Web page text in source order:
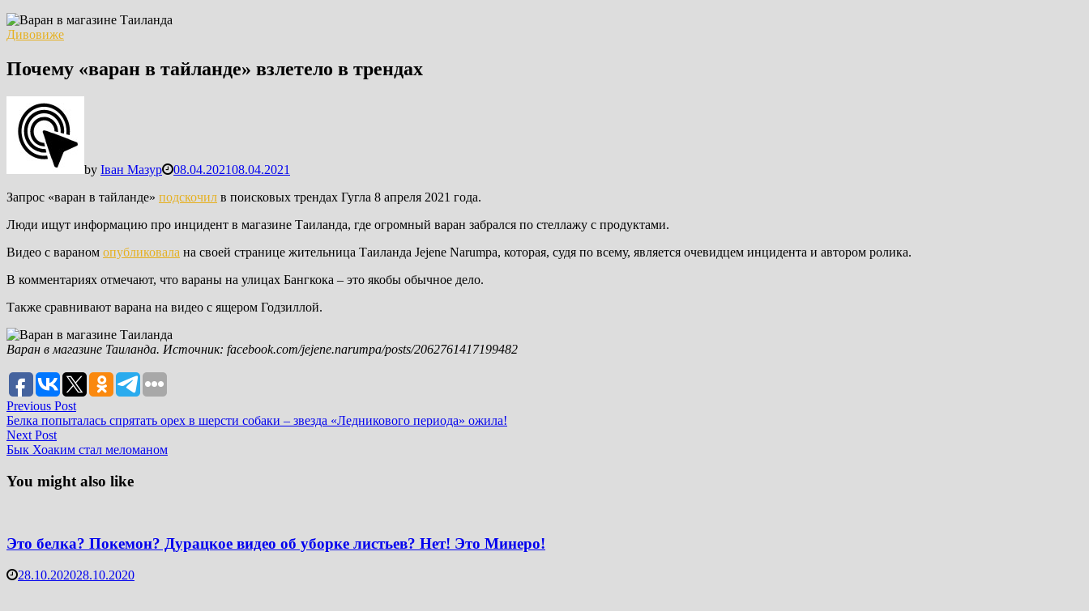
Дивовиже
Почему «варан в тайланде» взлетело в трендах
by Іван Мазур 08.04.202108.04.2021
Запрос «варан в тайланде» подскочил в поисковых трендах Гугла 8 апреля 2021 года.
Люди ищут информацию про инцидент в магазине Таиланда, где огромный варан забрался по стеллажу с продуктами.
Видео с вараном опубликовала на своей странице жительница Таиланда Jejene Narumpa, которая, судя по всему, является очевидцем инцидента и автором ролика.
В комментариях отмечают, что вараны на улицах Бангкока – это якобы обычное дело.
Также сравнивают варана на видео с ящером Годзиллой.
Варан в магазине Таиланда. Источник: facebook.com/jejene.narumpa/posts/2062761417199482
Post
navigation
Previous PostPrevious
post:
Белка попыталась спрятать орех в шерсти собаки – звезда «Ледникового периода» ожила!
Next PostNext
post:
Бык Хоаким стал меломаном
You might also like
Это белка? Покемон? Дурацкое видео об уборке листьев? Нет! Это Минеро!
28.10.202028.10.2020